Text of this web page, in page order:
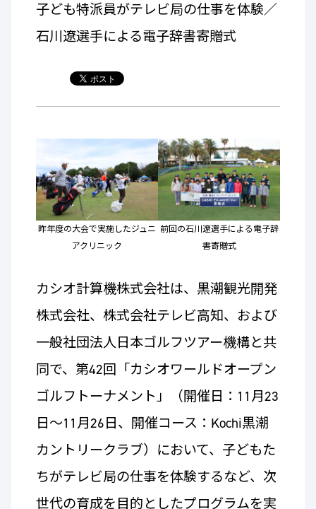
子ども特派員がテレビ局の仕事を体験／
石川遼選手による電子辞書寄贈式
昨年度の大会で実施したジュニ
アクリニック
前回の石川遼選手による電子辞
書寄贈式
カシオ計算機株式会社は、黒潮観光開発
株式会社、株式会社テレビ高知、および
一般社団法人日本ゴルフツアー機構と共
同で、第42回「カシオワールドオープン
ゴルフトーナメント」（開催日：11月23
日～11月26日、開催コース：Kochi黒潮
カントリークラブ）において、子どもた
ちがテレビ局の仕事を体験するなど、次
世代の育成を目的としたプログラムを実